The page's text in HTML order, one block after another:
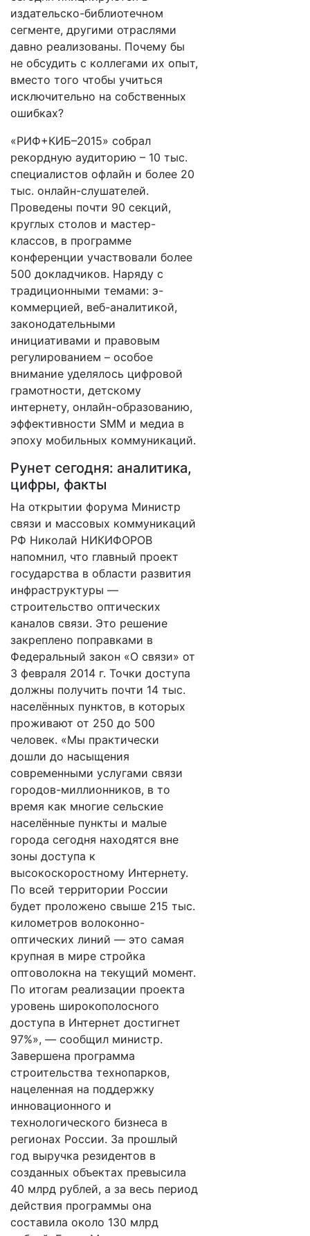
издательско-библиотечном
сегменте, другими отраслями
давно реализованы. Почему бы
не обсудить с коллегами их опыт,
вместо того чтобы учиться
исключительно на собственных
ошибках?
«РИФ+КИБ–2015» собрал
рекордную аудиторию – 10 тыс.
специалистов офлайн и более 20
тыс. онлайн-слушателей.
Проведены почти 90 секций,
круглых столов и мастер-
классов, в программе
конференции участвовали более
500 докладчиков. Наряду с
традиционными темами: э-
коммерцией, веб-аналитикой,
законодательными
инициативами и правовым
регулированием – особое
внимание уделялось цифровой
грамотности, детскому
интернету, онлайн-образованию,
эффективности SMM и медиа в
эпоху мобильных коммуникаций.
Рунет сегодня: аналитика,
цифры, факты
На открытии форума Министр
связи и массовых коммуникаций
РФ Николай НИКИФОРОВ
напомнил, что главный проект
государства в области развития
инфраструктуры —
строительство оптических
каналов связи. Это решение
закреплено поправками в
Федеральный закон «О связи» от
3 февраля 2014 г. Точки доступа
должны получить почти 14 тыс.
населённых пунктов, в которых
проживают от 250 до 500
человек. «Мы практически
дошли до насыщения
современными услугами связи
городов-миллионников, в то
время как многие сельские
населённые пункты и малые
города сегодня находятся вне
зоны доступа к
высокоскоростному Интернету.
По всей территории России
будет проложено свыше 215 тыс.
километров волоконно-
оптических линий — это самая
крупная в мире стройка
оптоволокна на текущий момент.
По итогам реализации проекта
уровень широкополосного
доступа в Интернет достигнет
97%», — сообщил министр.
Завершена программа
строительства технопарков,
нацеленная на поддержку
инновационного и
технологического бизнеса в
регионах России. За прошлый
год выручка резидентов в
созданных объектах превысила
40 млрд рублей, а за весь период
действия программы она
составила около 130 млрд